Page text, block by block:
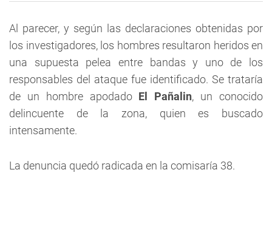
Al parecer, y según las declaraciones obtenidas por
los investigadores, los hombres resultaron heridos en
una supuesta pelea entre bandas y uno de los
responsables del ataque fue identificado. Se trataría
de un hombre apodado El Pañalin, un conocido
delincuente de la zona, quien es buscado
intensamente.
La denuncia quedó radicada en la comisaría 38.